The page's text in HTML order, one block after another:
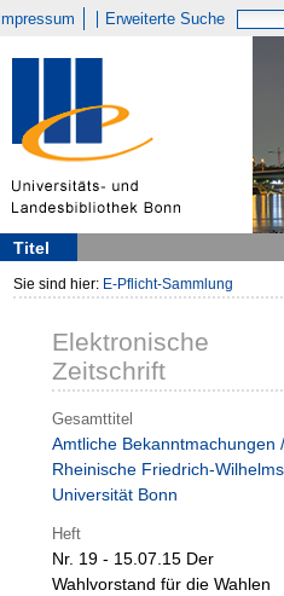
Impressum Erweiterte Suche
Titel
Sie sind hier: E-Pflicht-Sammlung
Elektronische
Zeitschrift
Gesamttitel
Amtliche Bekanntmachungen /
Rheinische Friedrich-
Universität Bonn
Heft
Nr. 19 - 15.07.15 Der
Wahlvorstand für die Wahlen